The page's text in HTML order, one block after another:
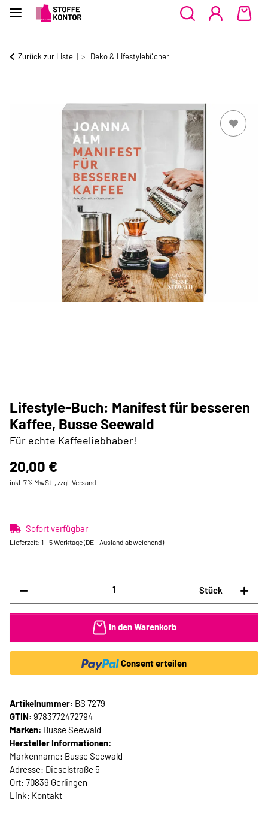
Zurück zur Liste Deko & Lifestylebücher
Lifestyle-Buch: Manifest für besseren
Kaffee, Busse Seewald
Für echte Kaffeeliebhaber!
20,00 €
inkl. 7% MwSt. , zzgl. Versand
Sofort verfügbar
Lieferzeit: 1 - 5 Werktage(DE - Ausland abweichend)
Stück
In den Warenkorb
Consent erteilen
Artikelnummer: BS 7279
GTIN: 9783772472794
Marken: Busse Seewald
Hersteller Informationen:
Markenname: Busse Seewald
Adresse: Dieselstraße 5
Ort: 70839 Gerlingen
Link: Kontakt